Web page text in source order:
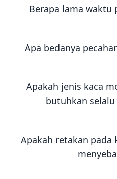
Berapa lama waktu
Apa bedanya
Apakah jenis kaca
butuhkan selalu
Apakah retakan pada